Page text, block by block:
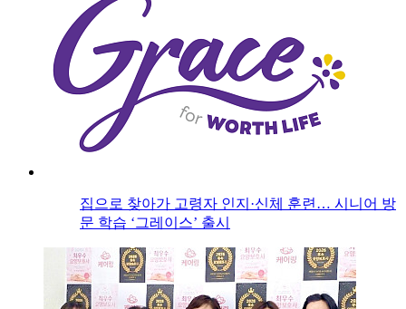
집으로 찾아가 고령자 인지·신체 훈련… 시니어 방
문 학습 ‘그레이스’ 출시